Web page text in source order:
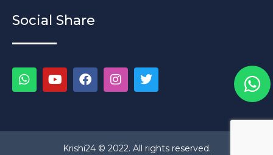
Social Share
Krishi24 © 2022. All rights reserved.